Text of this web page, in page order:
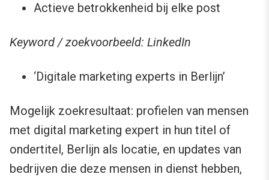
Actieve betrokkenheid bij elke post
Keyword / zoekvoorbeeld: LinkedIn
‘Digitale marketing experts in Berlijn’
Mogelijk zoekresultaat: profielen van mensen
met digital marketing expert in hun titel of
ondertitel, Berlijn als locatie, en updates van
bedrijven die deze mensen in dienst hebben,